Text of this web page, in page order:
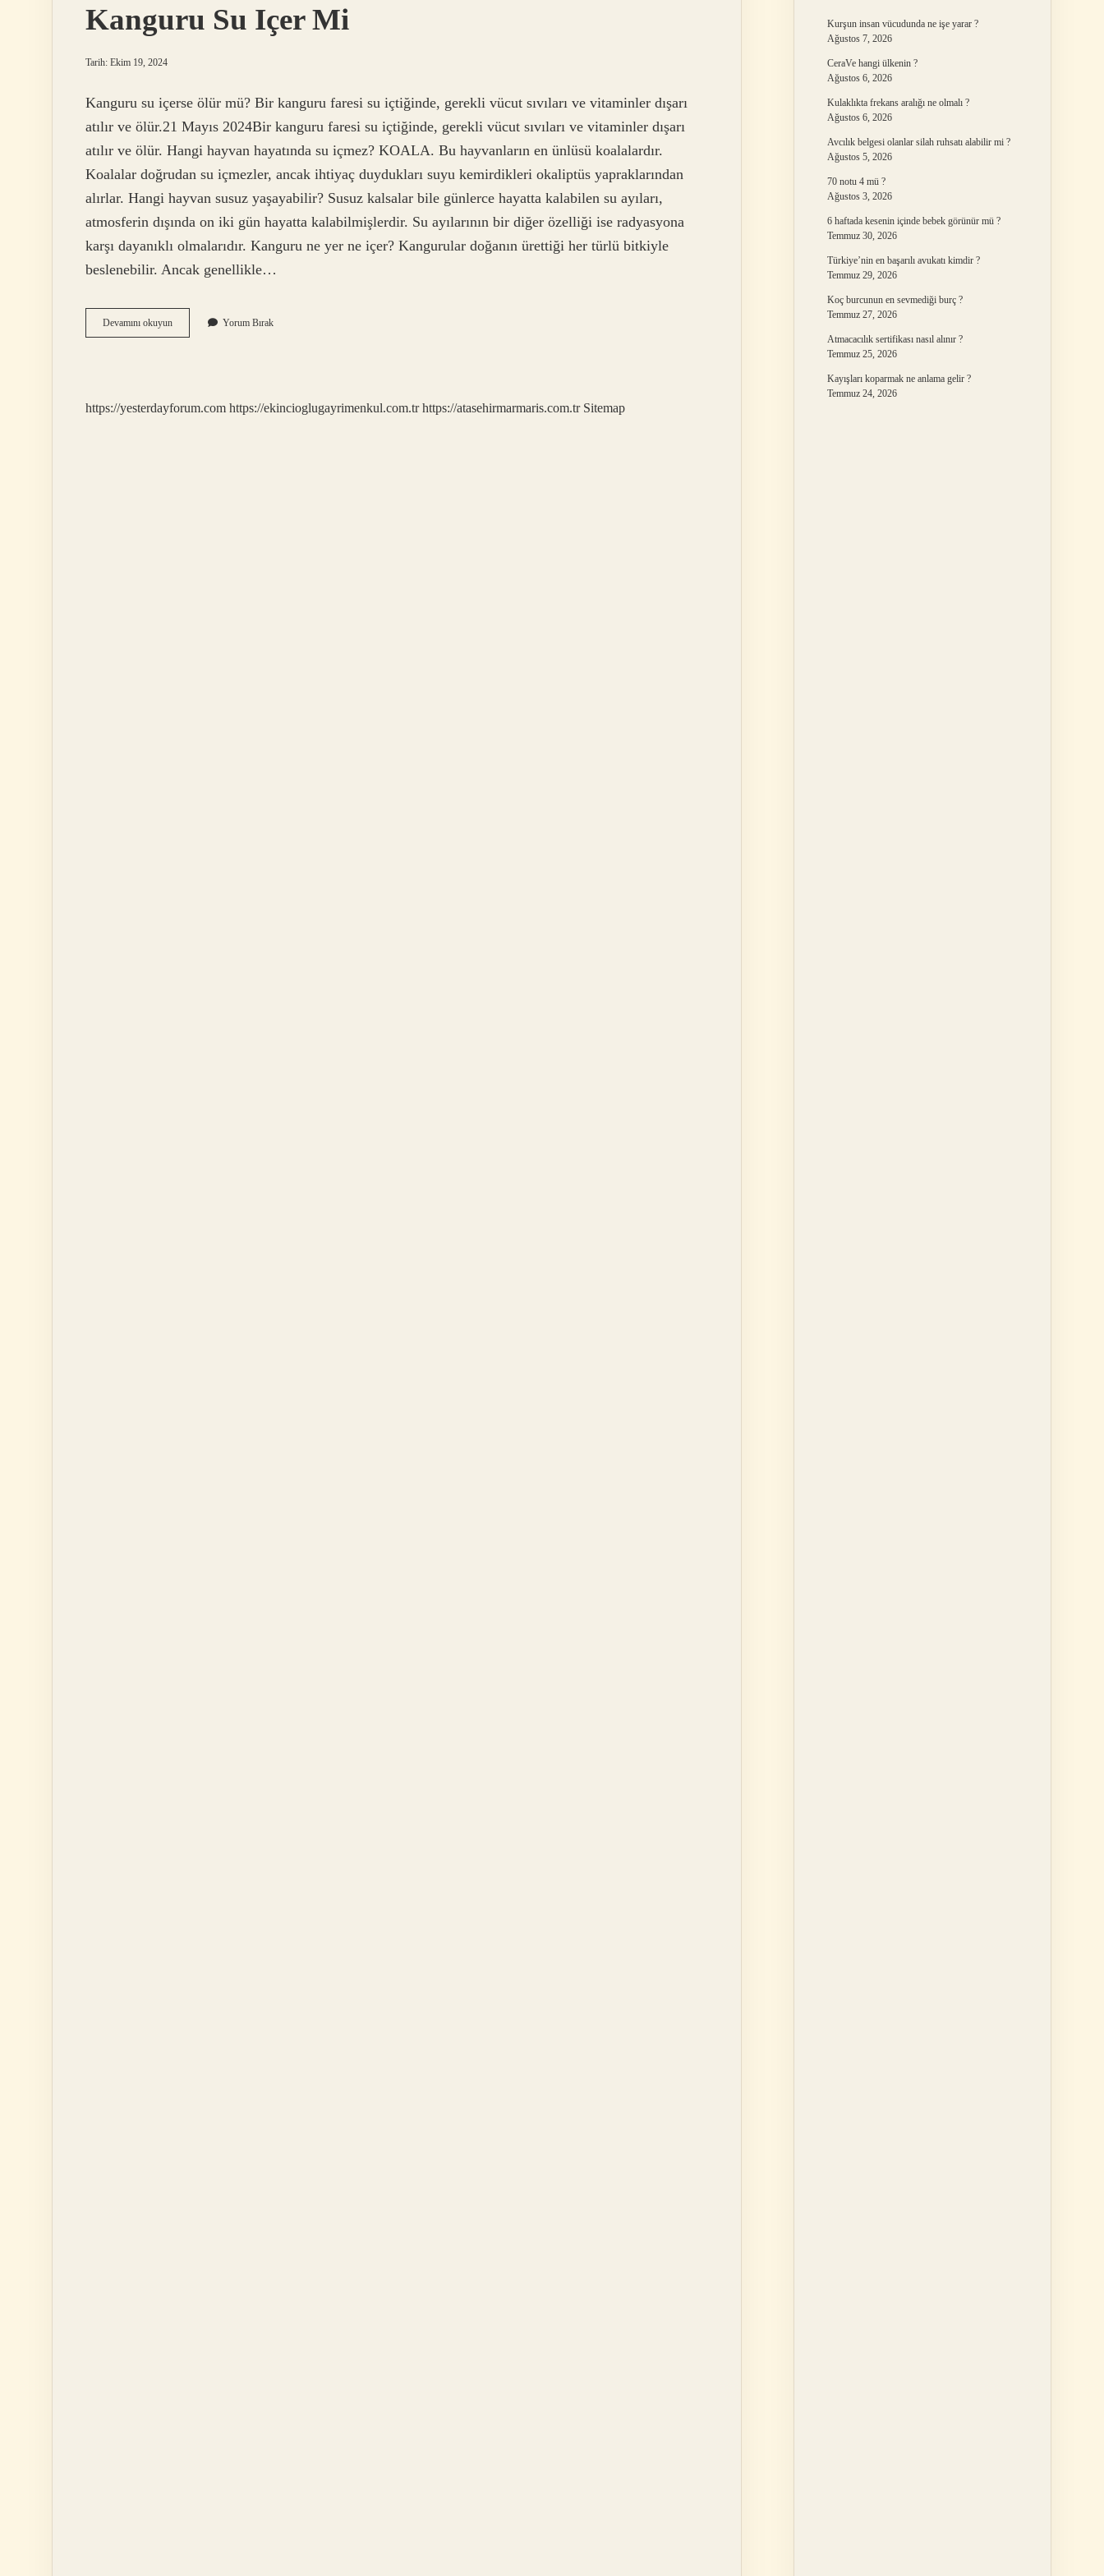
Kanguru Su Içer Mi
Tarih: Ekim 19, 2024
Kanguru su içerse ölür mü? Bir kanguru faresi su içtiğinde, gerekli vücut sıvıları ve vitaminler dışarı
atılır ve ölür.21 Mayıs 2024Bir kanguru faresi su içtiğinde, gerekli vücut sıvıları ve vitaminler dışarı
atılır ve ölür. Hangi hayvan hayatında su içmez? KOALA. Bu hayvanların en ünlüsü koalalardır.
Koalalar doğrudan su içmezler, ancak ihtiyaç duydukları suyu kemirdikleri okaliptüs yapraklarından
alırlar. Hangi hayvan susuz yaşayabilir? Susuz kalsalar bile günlerce hayatta kalabilen su ayıları,
atmosferin dışında on iki gün hayatta kalabilmişlerdir. Su ayılarının bir diğer özelliği ise radyasyona
karşı dayanıklı olmalarıdır. Kanguru ne yer ne içer? Kangurular doğanın ürettiği her türlü bitkiyle
beslenebilir. Ancak genellikle…
Devamını okuyunKanguru
Su
Yorum Bırak
https://yesterdayforum.com https://ekincioglugayrimenkul.com.tr https://atasehirmarmaris.com.tr Sitemap
Kurşun insan vücudunda ne işe yarar ?
Ağustos 7, 2026
CeraVe hangi ülkenin ?
Ağustos 6, 2026
Kulaklıkta frekans aralığı ne olmalı ?
Ağustos 6, 2026
Avcılık belgesi olanlar silah ruhsatı alabilir mi ?
Ağustos 5, 2026
70 notu 4 mü ?
Ağustos 3, 2026
6 haftada kesenin içinde bebek görünür mü ?
Temmuz 30, 2026
Türkiye’nin en başarılı avukatı kimdir ?
Temmuz 29, 2026
Koç burcunun en sevmediği burç ?
Temmuz 27, 2026
Atmacacılık sertifikası nasıl alınır ?
Temmuz 25, 2026
Kayışları koparmak ne anlama gelir ?
Temmuz 24, 2026